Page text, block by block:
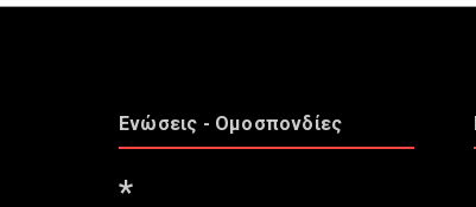
Ενώσεις - Ομοσπονδίες
*